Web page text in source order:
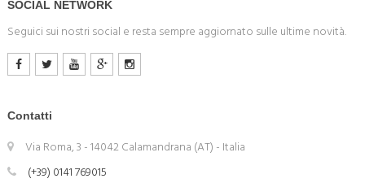
SOCIAL NETWORK
Seguici sui nostri social e resta sempre aggiornato sulle ultime novità.
Contatti
Via Roma, 3 - 14042 Calamandrana (AT) - Italia
(+39) 0141 769015